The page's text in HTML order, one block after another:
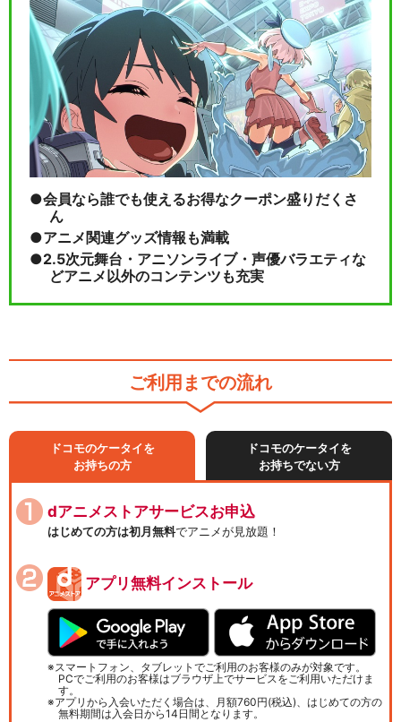
会員なら誰でも使えるお得なクーポン盛りだくさ
ん
アニメ関連グッズ情報も満載
2.5次元舞台・アニソンライブ・声優バラエティな
どアニメ以外のコンテンツも充実
ご利用までの流れ
ドコモのケータイを
お持ちの方
ドコモのケータイを
お持ちでない方
dアニメストアサービスお申込
はじめての方は初月無料でアニメが見放題！
アプリ無料インストール
スマートフォン、タブレットでご利用のお客様のみが対象です。
PCでご利用のお客様はブラウザ上でサービスをご利用いただけま
す。
アプリから入会いただく場合は、月額760円(税込)、はじめての方の
無料期間は入会日から14日間となります。